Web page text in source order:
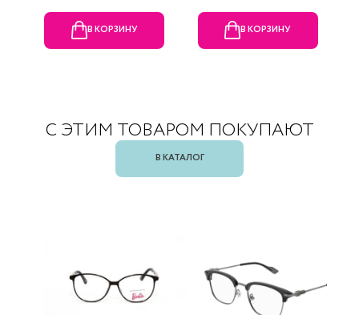
В КОРЗИНУ В КОРЗИНУ
С ЭТИМ ТОВАРОМ ПОКУПАЮТ
В КАТАЛОГ